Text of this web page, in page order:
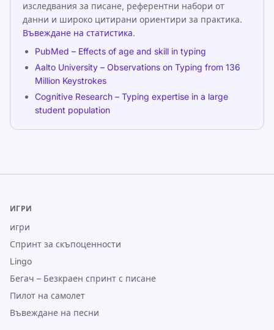
изследвания за писане, референтни набори от
данни и широко цитирани ориентири за практика.
Въвеждане на статистика.
PubMed – Effects of age and skill in typing
Aalto University – Observations on Typing from 136
Million Keystrokes
Cognitive Research – Typing expertise in a large
student population
ИГРИ
игри
Спринт за скъпоценности
Lingo
Бегач – Безкраен спринт с писане
Пилот на самолет
Въвеждане на песни